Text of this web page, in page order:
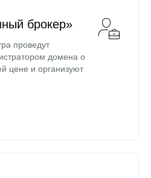
брокер»
проведут
домена о
цене и организуют